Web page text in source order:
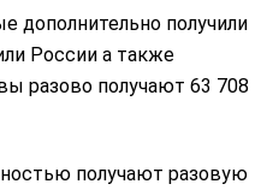
дополнительно получили
России а также
разово получают 63 708
получают разовую